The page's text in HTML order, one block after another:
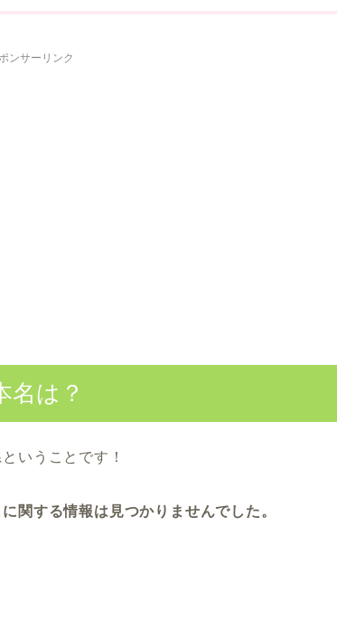
ンサーリンク
名は？
いうことです！
関する情報は見つかりませんでした。